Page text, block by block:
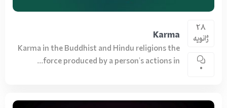
28
ژانویه
0
Karma
Karma in the Buddhist and Hindu religions the
force produced by a person's actions in...